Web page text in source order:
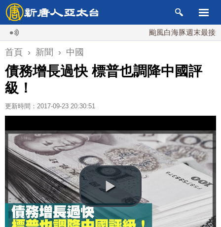
颱風白海豚週末最接近台灣
首頁 › 新聞 › 中國
債務增長過快 標普也調降中國評
級！
更新時間：2017-09-23 20:30:51